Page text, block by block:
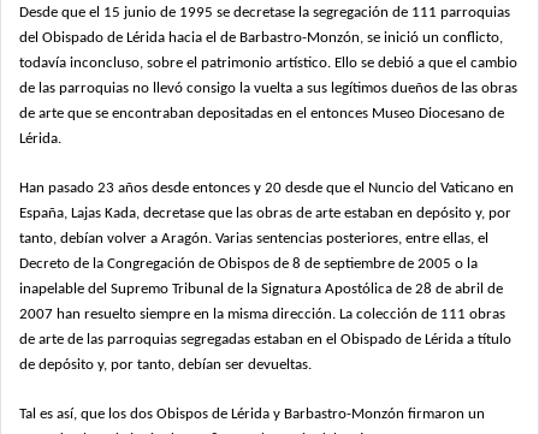
Desde que el 15 junio de 1995 se decretase la segregación de 111 parroquias
del Obispado de Lérida hacia el de Barbastro-Monzón, se inició un conflicto,
todavía inconcluso, sobre el patrimonio artístico. Ello se debió a que el cambio
de las parroquias no llevó consigo la vuelta a sus legítimos dueños de las obras
de arte que se encontraban depositadas en el entonces Museo Diocesano de
Lérida.
Han pasado 23 años desde entonces y 20 desde que el Nuncio del Vaticano en
España, Lajas Kada, decretase que las obras de arte estaban en depósito y, por
tanto, debían volver a Aragón. Varias sentencias posteriores, entre ellas, el
Decreto de la Congregación de Obispos de 8 de septiembre de 2005 o la
inapelable del Supremo Tribunal de la Signatura Apostólica de 28 de abril de
2007 han resuelto siempre en la misma dirección. La colección de 111 obras
de arte de las parroquias segregadas estaban en el Obispado de Lérida a título
de depósito y, por tanto, debían ser devueltas.
Tal es así, que los dos Obispos de Lérida y Barbastro-Monzón firmaron un